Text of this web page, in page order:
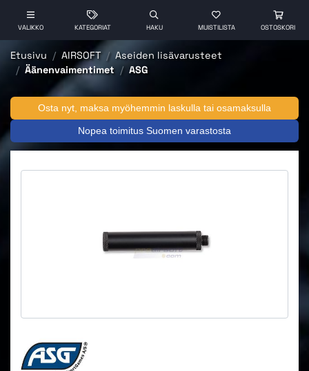
VALIKKO KATEGORIAT HAKU MUISTILISTA OSTOSKORI
Etusivu AIRSOFT
Aseiden lisävarusteet
Äänenvaimentimet
ASG
Osta nyt, maksa myöhemmin laskulla tai osamaksulla
Nopea toimitus Suomen varastosta